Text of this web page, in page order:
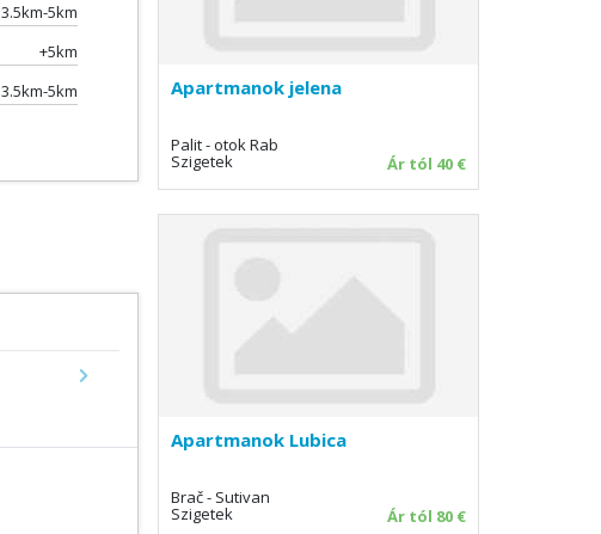
3.5km-5km
+5km
3.5km-5km
Next
Apartmanok jelena
Palit - otok Rab
Szigetek Ár tól 40 €
Apartmanok Lubica
Brač - Sutivan
Szigetek Ár tól 80 €